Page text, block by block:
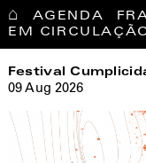
⌂ AGENDA
EM
Festival
09 Aug 2026